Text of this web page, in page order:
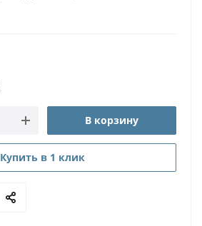
В корзину
Купить в 1 клик